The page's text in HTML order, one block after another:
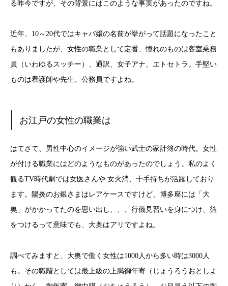
る昨今ですが、その背景にはこのような事実があったのですね。
近年、10～20代ではキャバ嬢の名前が挙がって話題になったこと
もありましたが、女性の職業として定番、憧れのものは客室乗務
員（いわゆるスッチー）、通訳、女子アナ、エトセトラ。手堅い
ものは看護師や先生、公務員ですよね。
お江戸の女性の職業は
はてさて、男性中心のイメージが強い武士の家計簿の時代。女性
が付ける職業にはどのようなものがあったのでしょう。私のよく
観るTV時代劇では女医さんや 女火消、十手持ちが活躍しており
ます。陽炎のお銀さまはレアケースですけど、博多座には「大
奥」がかかってたのを思い出し、、、行儀見習いを身につけ、箔
をつけるって意味でも、大奥はアリですよね。
調べてみますと、大奥で働く女性は1000人から多い時は3000人
も。その職階としては最上級の上臈御年寄（じょうろうおとしよ